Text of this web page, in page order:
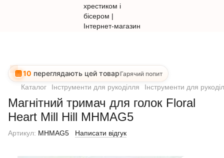
10 переглядають цей товар Гарячий попит
Каталог Інструменти для рукоділля Інструменти для
Магнітний тримач для голок Floral
Heart Mill Hill MHMAG5
Артикул: MHMAG5 Написати відгук